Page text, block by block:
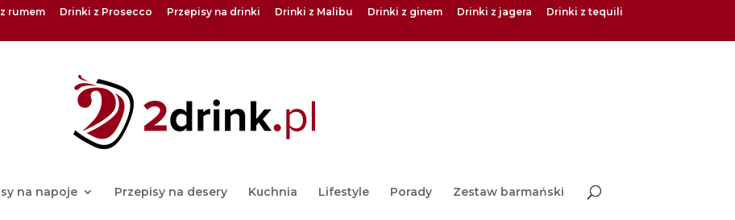
rumem Drinki z Prosecco Przepisy na drinki Drinki z Malibu Drinki z ginem Drinki z jagera
Drinki z tequili
na napoje Przepisy na desery Kuchnia Lifestyle Porady Zestaw barmański